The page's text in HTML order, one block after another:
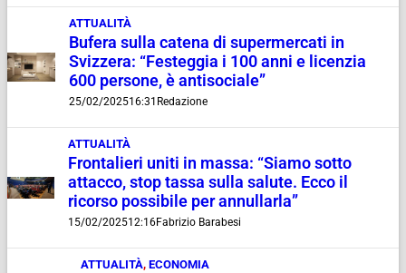
ATTUALITÀ
Bufera sulla catena di supermercati in
Svizzera: “Festeggia i 100 anni e licenzia
600 persone, è antisociale”
25/02/202516:31 Redazione
ATTUALITÀ
Frontalieri uniti in massa: “Siamo sotto
attacco, stop tassa sulla salute. Ecco il
ricorso possibile per annullarla”
15/02/202512:16Fabrizio Barabesi
ATTUALITÀ,ECONOMIA